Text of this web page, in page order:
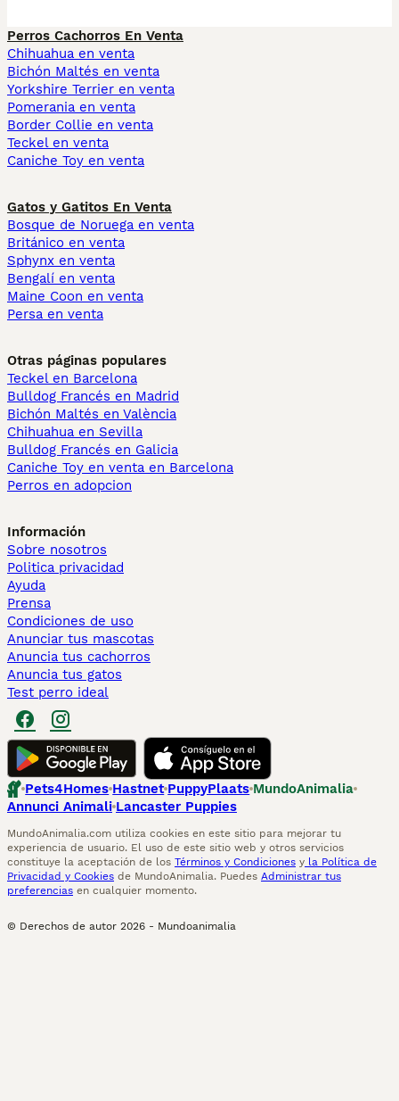
Perros Cachorros En Venta
Chihuahua en venta
Bichón Maltés en venta
Yorkshire Terrier en venta
Pomerania en venta
Border Collie en venta
Teckel en venta
Caniche Toy en venta
Gatos y Gatitos En Venta
Bosque de Noruega en venta
Británico en venta
Sphynx en venta
Bengalí en venta
Maine Coon en venta
Persa en venta
Otras páginas populares
Teckel en Barcelona
Bulldog Francés en Madrid
Bichón Maltés en València
Chihuahua en Sevilla
Bulldog Francés en Galicia
Caniche Toy en venta en Barcelona
Perros en adopcion
Información
Sobre nosotros
Politica privacidad
Ayuda
Prensa
Condiciones de uso
Anunciar tus mascotas
Anuncia tus cachorros
Anuncia tus gatos
Test perro ideal
Pets4Homes Hastnet PuppyPlaats MundoAnimalia
Annunci Animali Lancaster Puppies
MundoAnimalia.com utiliza cookies en este sitio para mejorar tu
experiencia de usuario. El uso de este sitio web y otros servicios
constituye la aceptación de los Términos y Condiciones y la Política de
Privacidad y Cookies de MundoAnimalia. Puedes Administrar tus
preferencias en cualquier momento.
© Derechos de autor 2026 - Mundoanimalia